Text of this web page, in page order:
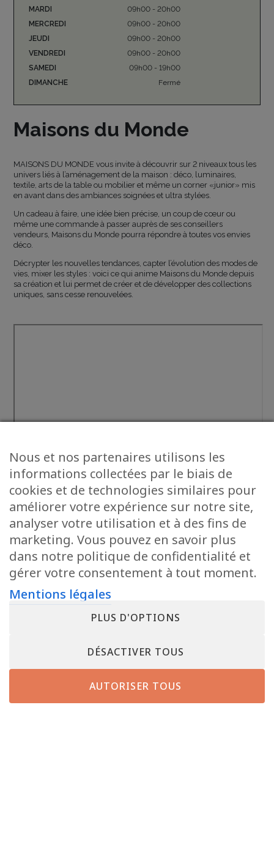
Maisons du Monde
MAISONS DU MONDE vous invite à découvrir sur 2 niveaux tous les
univers liés à l’aménagement de la maison : déco, luminaires,
textile, arts de la table ou mobilier et même un corner «junior» mis
en avant dans des ambiances soignées et ultra stylées.
Un cadeau à faire, une idée bien précise, un coup de cœur ou
même une commande à passer auprès de ses conseillers
vendeurs, Maisons du Monde pourra répondre à toutes vos envies
déco.
Décrypter les nouvelles tendances, capter l’évolution des modes de
vies, mixer les styles : voici ce qui anime Maisons du Monde depuis
sa création et lui permet de créer et de développer des collections
uniques, sans cesse renouvelées.
MARDI
09h00 - 20h00
MERCREDI
09h00 - 20h00
JEUDI
09h00 - 20h00
VENDREDI
09h00 - 20h00
SAMEDI
09h00 - 19h00
DIMANCHE
Fermé
Nous et nos partenaires utilisons les
informations collectées par le biais de
cookies et de technologies similaires pour
améliorer votre expérience sur notre site,
analyser votre utilisation et à des fins de
marketing. Vous pouvez en savoir plus
dans notre politique de confidentialité et
gérer votre consentement à tout moment.
Mentions légales
PLUS D'OPTIONS
DÉSACTIVER TOUS
AUTORISER TOUS